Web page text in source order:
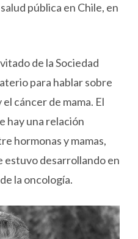
pública en Chile, en
de la Sociedad
para hablar sobre
cáncer de mama. El
hay una relación
hormonas y mamas,
estuvo desarrollando en
la oncología.